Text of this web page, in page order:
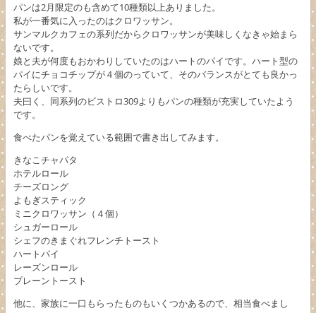
パンは2月限定のも含めて10種類以上ありました。
私が一番気に入ったのはクロワッサン。
サンマルクカフェの系列だからクロワッサンが美味しくなきゃ始まら
ないです。
娘と夫が何度もおかわりしていたのはハートのパイです。ハート型の
パイにチョコチップが４個のっていて、そのバランスがとても良かっ
たらしいです。
夫曰く、同系列のビストロ309よりもパンの種類が充実していたよう
です。
食べたパンを覚えている範囲で書き出してみます。
きなこチャパタ
ホテルロール
チーズロング
よもぎスティック
ミニクロワッサン（４個）
シュガーロール
シェフのきまぐれフレンチトースト
ハートパイ
レーズンロール
プレーントースト
他に、家族に一口もらったものもいくつかあるので、相当食べまし